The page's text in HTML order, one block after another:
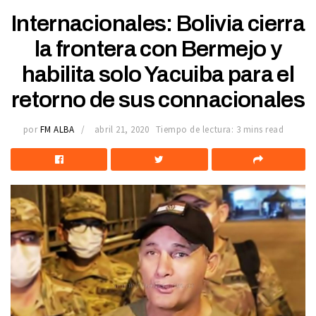
Internacionales: Bolivia cierra
la frontera con Bermejo y
habilita solo Yacuiba para el
retorno de sus connacionales
por FM ALBA abril 21, 2020 Tiempo de lectura: 3 mins read